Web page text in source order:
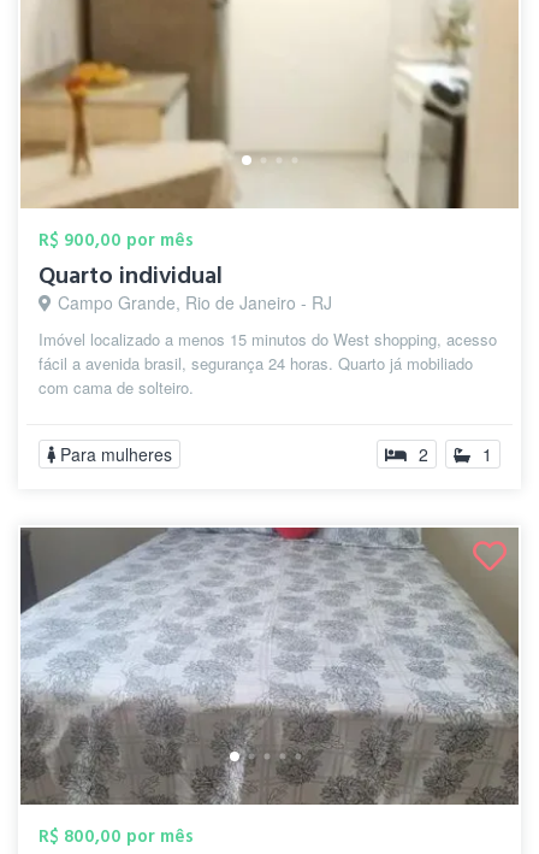
R$ 900,00 por mês
Quarto individual
Campo Grande, Rio de Janeiro - RJ
Imóvel localizado a menos 15 minutos do West shopping, acesso
fácil a avenida brasil, segurança 24 horas. Quarto já mobiliado
com cama de solteiro.
Para mulheres 2 1
R$ 800,00 por mês